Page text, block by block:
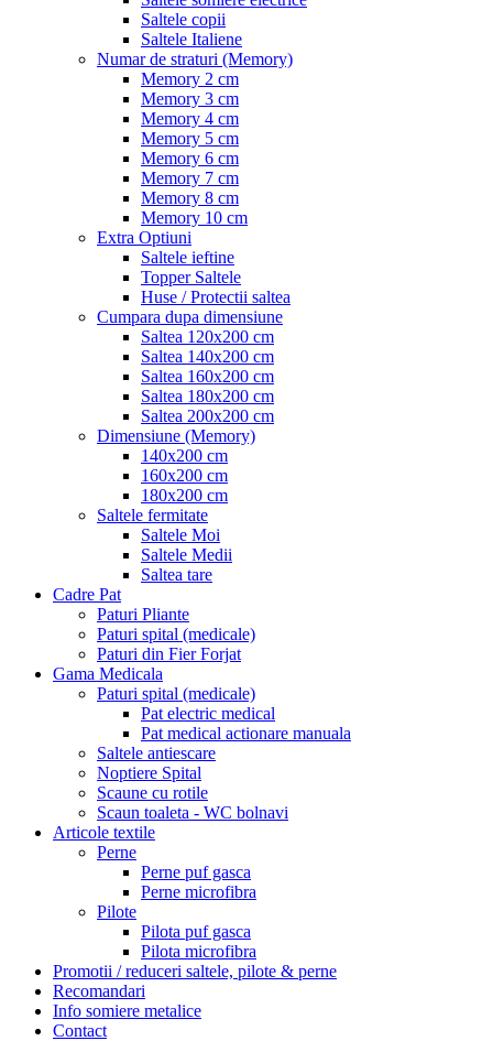
Saltele copii
Saltele Italiene
Numar de straturi (Memory)
Memory 2 cm
Memory 3 cm
Memory 4 cm
Memory 5 cm
Memory 6 cm
Memory 7 cm
Memory 8 cm
Memory 10 cm
Extra Optiuni
Saltele ieftine
Topper Saltele
Huse / Protectii saltea
Cumpara dupa dimensiune
Saltea 120x200 cm
Saltea 140x200 cm
Saltea 160x200 cm
Saltea 180x200 cm
Saltea 200x200 cm
Dimensiune (Memory)
140x200 cm
160x200 cm
180x200 cm
Saltele fermitate
Saltele Moi
Saltele Medii
Saltea tare
Cadre Pat
Paturi Pliante
Paturi spital (medicale)
Paturi din Fier Forjat
Gama Medicala
Paturi spital (medicale)
Pat electric medical
Pat medical actionare manuala
Saltele antiescare
Noptiere Spital
Scaune cu rotile
Scaun toaleta - WC bolnavi
Articole textile
Perne
Perne puf gasca
Perne microfibra
Pilote
Pilota puf gasca
Pilota microfibra
Promotii / reduceri saltele, pilote & perne
Recomandari
Info somiere metalice
Contact